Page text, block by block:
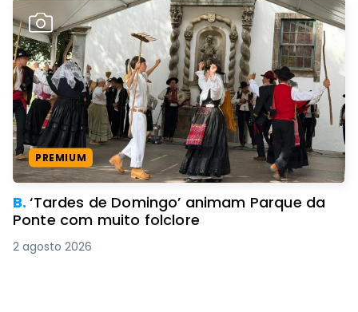
PREMIUM
B.‘Tardes de Domingo’ animam Parque da
Ponte com muito folclore
2 agosto 2026